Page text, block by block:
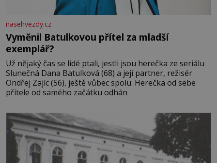
nasehvezdy.cz
Vyměnil Batulkovou přítel za mladší
exemplář?
Už nějaký čas se lidé ptali, jestli jsou herečka ze seriálu
Slunečná Dana Batulková (68) a její partner, režisér
Ondřej Zajíc (56), ještě vůbec spolu. Herečka od sebe
přítele od samého začátku odhán